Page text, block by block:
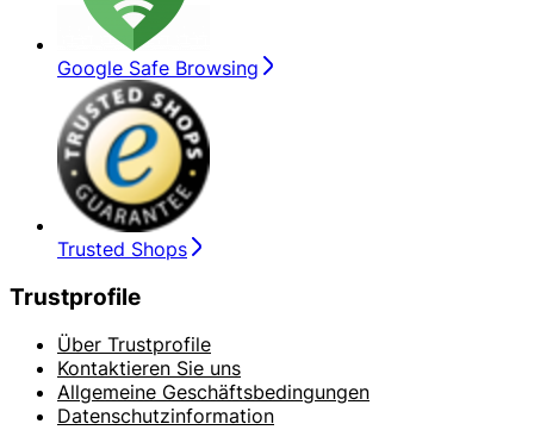
Google Safe Browsing
Trusted Shops
Trustprofile
Über Trustprofile
Kontaktieren Sie uns
Allgemeine Geschäftsbedingungen
Datenschutzinformation